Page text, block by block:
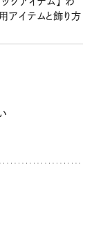
アイテムと飾り方